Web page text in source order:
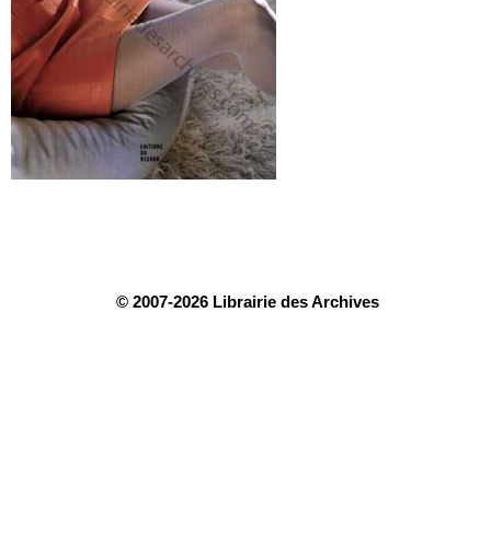
© 2007-2026 Librairie des Archives